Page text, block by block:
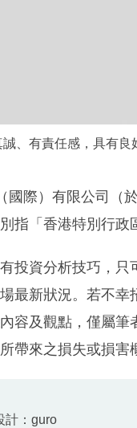
文化
。只要心態好，客
一起以專業形象
般勤力和堅持是
不追求一步登天，